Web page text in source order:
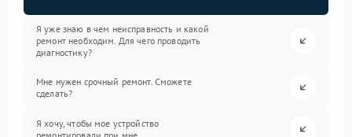
Я уже знаю в чем неисправность и какой
ремонт необходим. Для чего проводить
диагностику?
Мне нужен срочный ремонт. Сможете
сделать?
Я хочу, чтобы мое устройство
ремонтировали при мне.